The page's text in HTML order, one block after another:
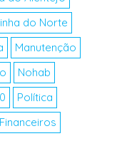
do Norte
Manutenção
Nohab
Política